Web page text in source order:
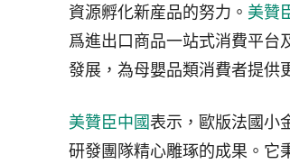
資源孵化新産品的努力。 美贊
爲進出口商品一站式消費平台
發展，為母嬰品類消費者提供
美贊臣中國表示，歐版法國小
研發團隊精心雕琢的成果。它